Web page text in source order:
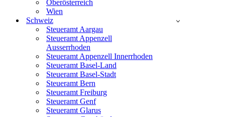
Oberösterreich
Wien
Schweiz
Steueramt Aargau
Steueramt Appenzell
Ausserrhoden
Steueramt Appenzell Innerrhoden
Steueramt Basel-Land
Steueramt Basel-Stadt
Steueramt Bern
Steueramt Freiburg
Steueramt Genf
Steueramt Glarus